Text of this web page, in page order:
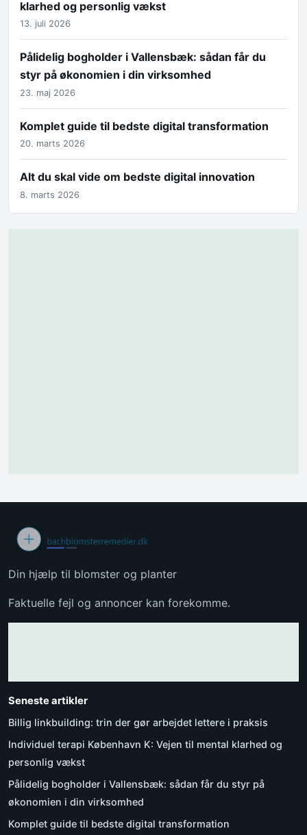
klarhed og personlig vækst
13. juli 2026
Pålidelig bogholder i Vallensbæk: sådan får du
styr på økonomien i din virksomhed
23. maj 2026
Komplet guide til bedste digital transformation
20. marts 2026
Alt du skal vide om bedste digital innovation
8. marts 2026
Din hjælp til blomster og planter
Faktuelle fejl og annoncer kan forekomme.
Seneste artikler
Billig linkbuilding: trin der gør arbejdet lettere i praksis
Individuel terapi København K: Vejen til mental klarhed og
personlig vækst
Pålidelig bogholder i Vallensbæk: sådan får du styr på
økonomien i din virksomhed
Komplet guide til bedste digital transformation